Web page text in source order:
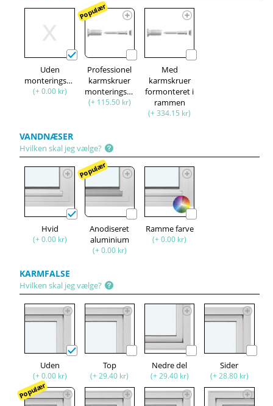
Uden
monteringssæt
(+ 0.00 kr)
Populær
Professionel
karmskruer
monteringssæt
(+ 115.50 kr)
Med
karmskruer
formonteret i
rammen
(+ 334.15 kr)
VANDNÆSER
Hvilken skal jeg vælge?
Hvid
(+ 0.00 kr)
Populær
Anodiseret
aluminium
(+ 0.00 kr)
Ramme farve
(+ 0.00 kr)
KARMFALSE
Hvilken skal jeg vælge?
Uden
(+ 0.00 kr)
Top
(+ 29.40 kr)
Nedre del
(+ 29.40 kr)
Sider
(+ 28.80 kr)
Populær